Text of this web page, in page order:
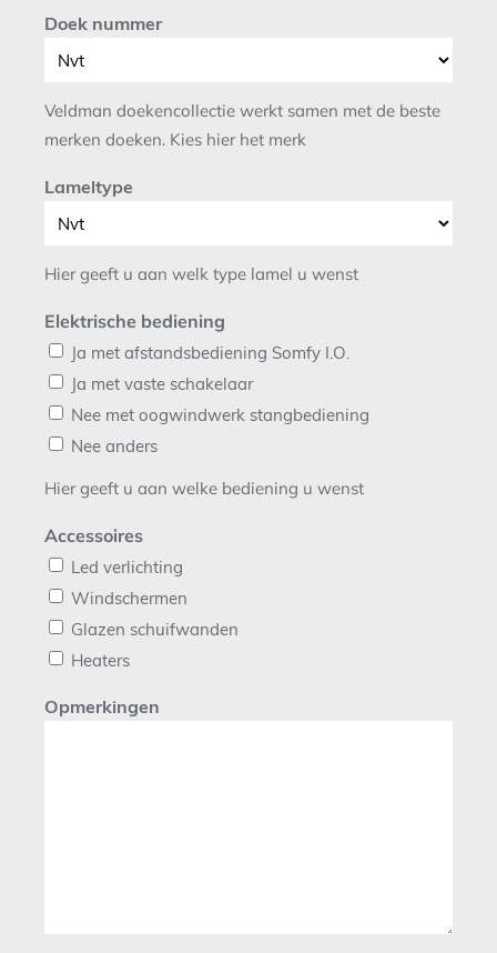
Doek nummer
Veldman doekencollectie werkt samen met de beste
merken doeken. Kies hier het merk
Lameltype
Hier geeft u aan welk type lamel u wenst
Elektrische bediening
Ja met afstandsbediening Somfy I.O.
Ja met vaste schakelaar
Nee met oogwindwerk stangbediening
Nee anders
Hier geeft u aan welke bediening u wenst
Accessoires
Led verlichting
Windschermen
Glazen schuifwanden
Heaters
Opmerkingen